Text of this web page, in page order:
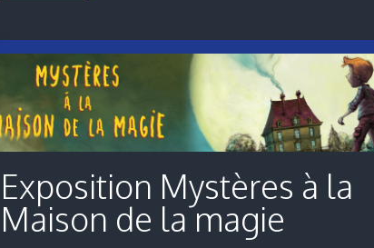
Exposition Mystères à la
Maison de la magie